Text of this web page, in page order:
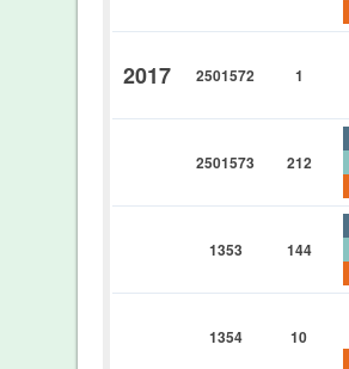
2017 2501572 1
2501573 212
1353 144
1354 10